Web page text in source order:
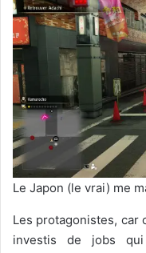
Le Japon (le vrai) me
Les protagonistes, car
investis de jobs